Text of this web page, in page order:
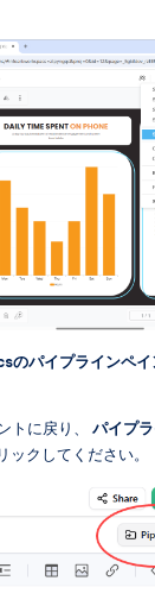
パイプラインペイ
トに戻り、 パイプ
ックしてください。